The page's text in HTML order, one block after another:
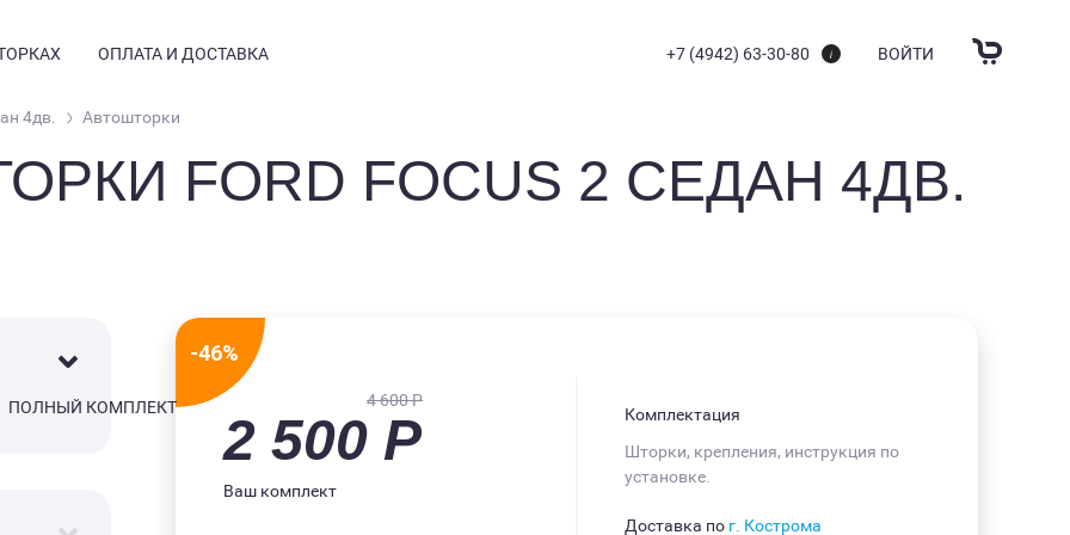
ОПЛАТА И ДОСТАВКА +7 (4942) 63-30-80 ВОЙТИ
4дв. Автошторки
FORD FOCUS 2 СЕДАН 4ДВ.
ПОЛНЫЙ КОМПЛЕКТ
-46%
4 600 Р
2 500 Р
Ваш комплект
Комплектация
Шторки, крепления, инструкция по
установке.
Доставка по г. Кострома